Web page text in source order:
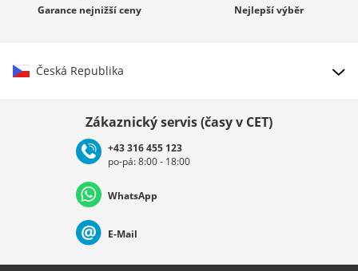
Garance nejnižší ceny Nejlepšívýběr
Česká Republika
Deutschland Österreich
Nederland Italia (Italiano) Italien (Deutsch)
Zákaznický servis (časy v CET)
+43 316 455 123
po-pá: 8:00 - 18:00
WhatsApp
E-Mail